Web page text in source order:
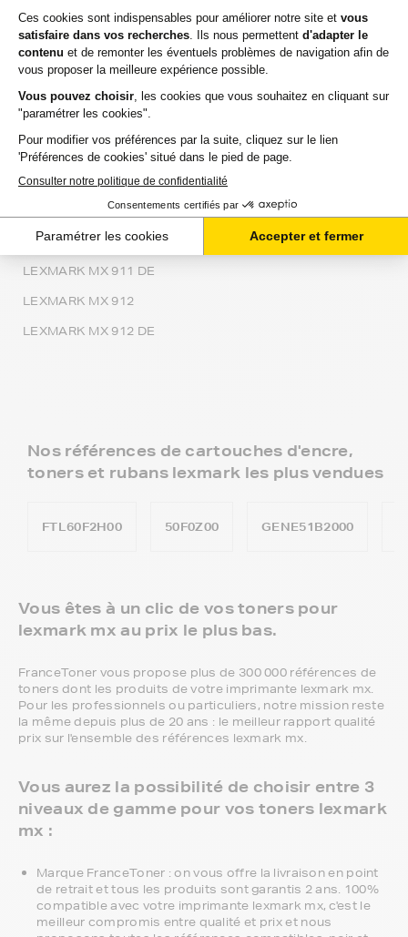
LEXMARK MX 826
LEXMARK MX 826 ADE
LEXMARK MX 826 ADETD
LEXMARK MX 826 ADXE
LEXMARK MX 910
LEXMARK MX 910 DE
LEXMARK MX 910 DXE
LEXMARK MX 911
LEXMARK MX 911 DE
LEXMARK MX 912
LEXMARK MX 912 DE
Nos références de cartouches d'encre,
toners et rubans lexmark les plus vendues
FTL60F2H00 50F0Z00 GENE51B2000
Vous êtes à un clic de vos toners pour
lexmark mx au prix le plus bas.
FranceToner vous propose plus de 300 000 références de
toners dont les produits de votre imprimante lexmark mx.
Pour les professionnels ou particuliers, notre mission reste
la même depuis plus de 20 ans : le meilleur rapport qualité
prix sur l'ensemble des références lexmark mx.
Vous aurez la possibilité de choisir entre 3
niveaux de gamme pour vos toners lexmark
mx :
Marque FranceToner : on vous offre la livraison en point
de retrait et tous les produits sont garantis 2 ans. 100%
compatible avec votre imprimante lexmark mx, c'est le
meilleur compromis entre qualité et prix et nous